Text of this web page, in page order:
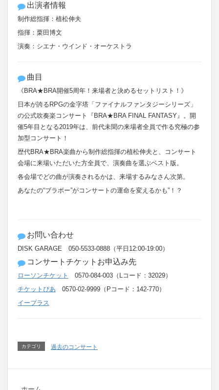
出演者情報
制作総指揮：植松伸夫
指揮：栗田博文
演奏：シエナ・ウインド・オーケストラ
曲目
《BRA★BRA開催5周年！来場者と決めるセットリスト！》
日本が誇るRPGの金字塔「ファイナルファンタジーシリーズ」
の公式吹奏楽コンサート『BRA★BRA FINAL FANTASY』。開
催5年目となる2019年は、前代未聞の来場者全員で作る究極の参
加型コンサート！
歴代BRA★BRA楽曲から制作総指揮の植松伸夫と、コンサート
会場に来場いただいた方全員で、演奏曲を選ぶベスト版。
各会場でどの曲が演奏されるかは、来場するみなさん次第。
あなたの“ブラボー”がコンサートの運命を変えるかも”！？
お問い合わせ
DISK GARAGE 050-5533-0888（平日12:00-19:00）
コンサートチケットお申込み先
ローソンチケット
0570-084-003（Lコード：32029）
チケットぴあ 0570-02-9999（Pコード：142-770）
イープラス
カテゴリ 過去のコンサート